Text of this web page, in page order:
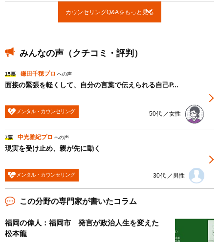
カウンセリングQ&Aをもっと見る
みんなの声（クチコミ・評判）
15票 鎌田千穂プロ への声
面接の緊張を軽くして、自分の言葉で伝えられる自己P...
メンタル・カウンセリング 50代 ／女性
7票 中光雅紀プロ への声
現実を受け止め、親が先に動く
メンタル・カウンセリング 30代 ／男性
この分野の専門家が書いたコラム
福岡の偉人：福岡市 発言が政治人生を変えた
松本龍